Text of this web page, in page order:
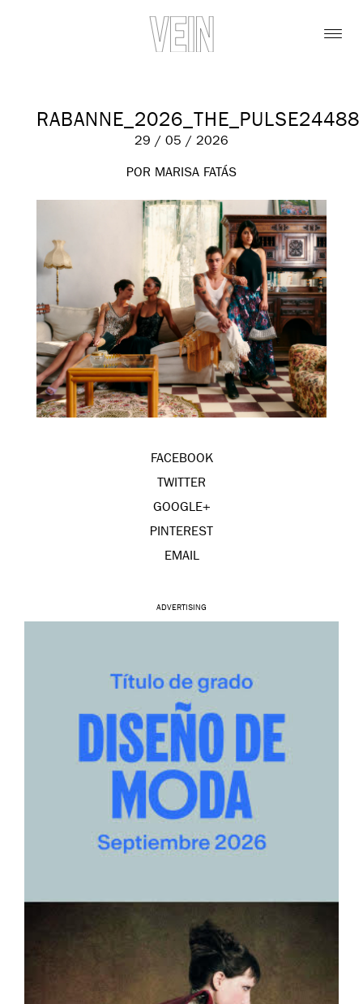
RABANNE_2026_THE_PULSE24488
29 / 05 / 2026
POR MARISA FATÁS
FACEBOOK
TWITTER
GOOGLE+
PINTEREST
EMAIL
ADVERTISING